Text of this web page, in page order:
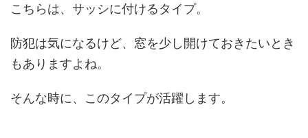
こちらは、サッシに付けるタイプ。
防犯は気になるけど、窓を少し開けておきたいとき
もありますよね。
そんな時に、このタイプが活躍します。